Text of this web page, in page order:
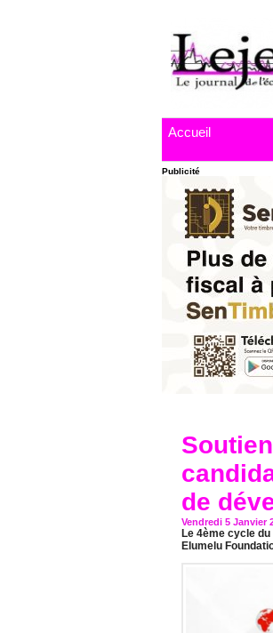
Accueil
Publicité
de
Vendredi 5 Janvier
Le 4ème cycle
Elumelu